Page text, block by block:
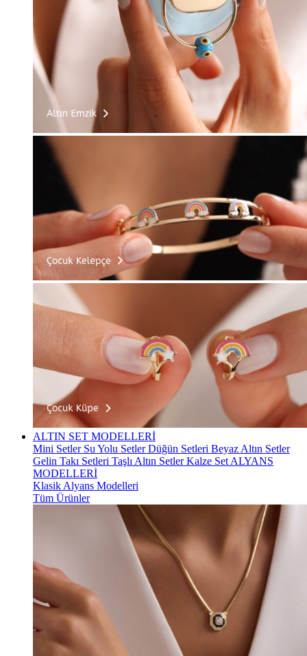
ALTIN SET MODELLERİ
Mini Setler Su Yolu SetlerDüğün Setleri Beyaz Altın Setler
Gelin Takı Setleri Taşlı Altın SetlerKalze Set ALYANS
MODELLERİ
Klasik Alyans Modelleri
Tüm Ürünler